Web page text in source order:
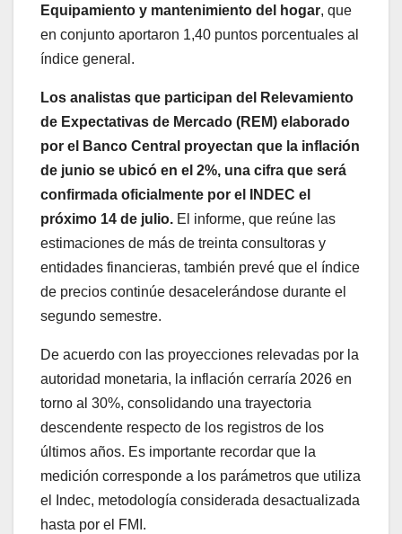
Equipamiento y mantenimiento del hogar, que
en conjunto aportaron 1,40 puntos porcentuales al
índice general.
Los analistas que participan del Relevamiento
de Expectativas de Mercado (REM) elaborado
por el Banco Central proyectan que la inflación
de junio se ubicó en el 2%, una cifra que será
confirmada oficialmente por el INDEC el
próximo 14 de julio. El informe, que reúne las
estimaciones de más de treinta consultoras y
entidades financieras, también prevé que el índice
de precios continúe desacelerándose durante el
segundo semestre.
De acuerdo con las proyecciones relevadas por la
autoridad monetaria, la inflación cerraría 2026 en
torno al 30%, consolidando una trayectoria
descendente respecto de los registros de los
últimos años. Es importante recordar que la
medición corresponde a los parámetros que utiliza
el Indec, metodología considerada desactualizada
hasta por el FMI.